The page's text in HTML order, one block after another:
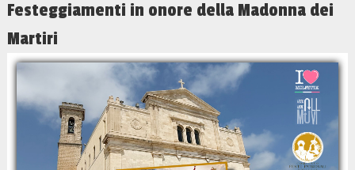
Festeggiamenti in onore della Madonna dei
Martiri